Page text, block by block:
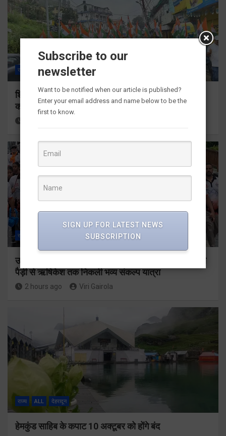
राज्य ALL देहरादून पौड़ी गढ़वाल
शिक्षा मंत्री डाॅ. रावत ने पौड़ी से किया ‘हर घर तिरंगा’ अभियान
का शुभारम्भ
राज्य
उत्तराखंड में गूँजा ‘2036 में ओलंपिक हमारा हो’ का नारा, हर की
पैड़ी से ऋषिकेश तक निकली भव्य संकल्प यात्रा
2 hours ago Viri Gairola
राज्य ALL देहरादून
हेमकुंड साहिब के कपाट 10 अक्टूबर को होंगे बंद
Subscribe to our
newsletter
Want to be notified when our article is published?
Enter your email address and name below to be the
first to know.
SIGN UP FOR LATEST NEWS
SUBSCRIPTION